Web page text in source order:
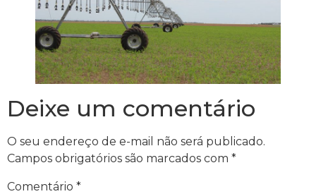
Deixe um comentário
O seu endereço de e-mail não será publicado.
Campos obrigatórios são marcados com *
Comentário *